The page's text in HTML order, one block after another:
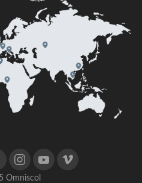
Omniscol